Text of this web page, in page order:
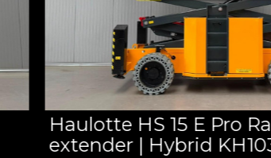
Haulotte HS 15 E Pro Range
extender | Hybrid KH10323